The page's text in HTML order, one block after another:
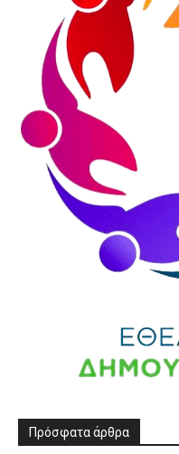
Πρόσφατα άρθρα